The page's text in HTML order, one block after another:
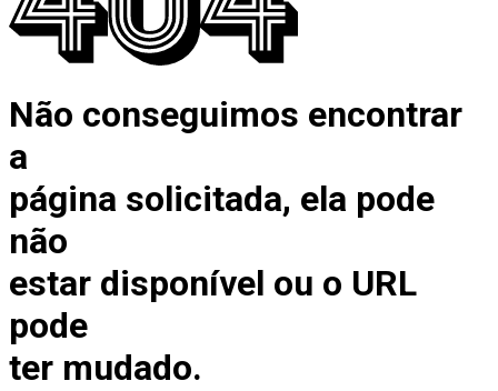
Não conseguimos encontrar
a
página solicitada, ela pode
não
estar disponível ou o URL
pode
ter mudado.